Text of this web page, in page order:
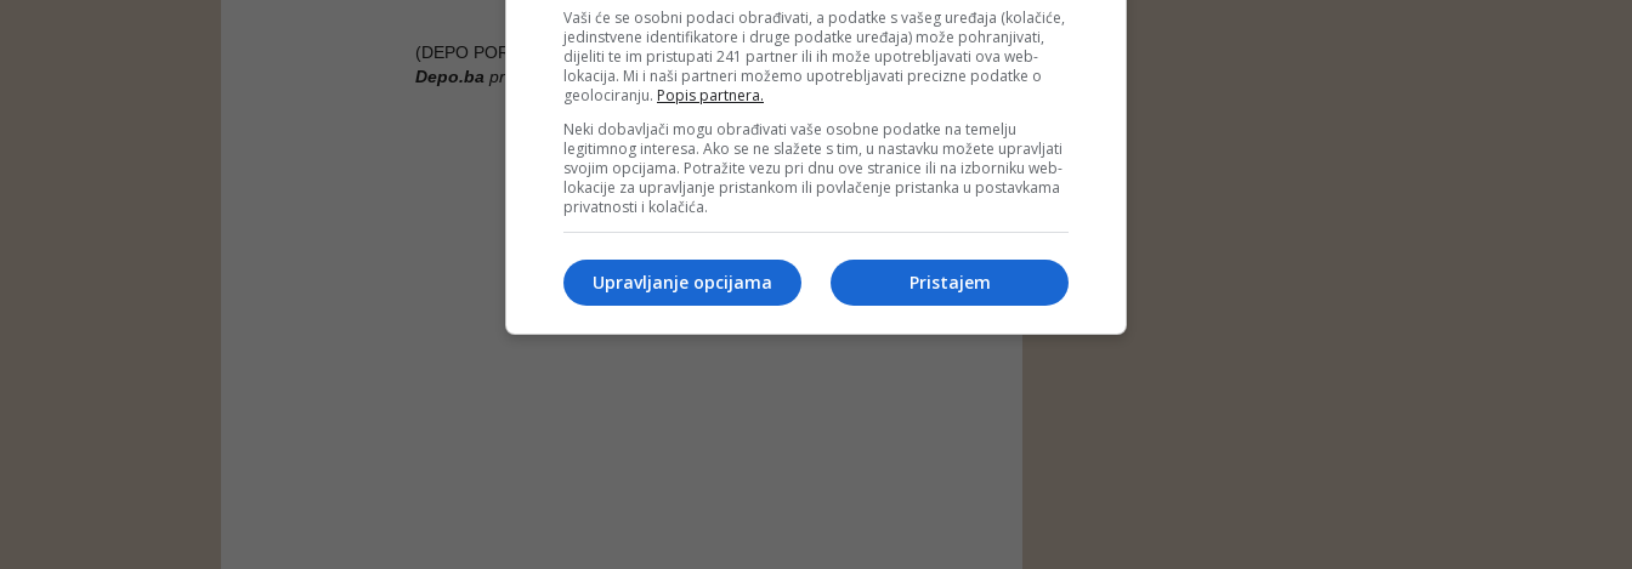
(DEPO PORTAL/af)
Depo.ba pratite putem društvenih mrežaTwitteriFacebook
Vaši će se osobni podaci obrađivati, a podatke s vašeg uređaja (kolačiće,
jedinstvene identifikatore i druge podatke uređaja) može pohranjivati,
dijeliti te im pristupati 241 partner ili ih može upotrebljavati ova web-
lokacija. Mi i naši partneri možemo upotrebljavati precizne podatke o
geolociranju. Popis partnera.
Neki dobavljači mogu obrađivati vaše osobne podatke na temelju
legitimnog interesa. Ako se ne slažete s tim, u nastavku možete upravljati
svojim opcijama. Potražite vezu pri dnu ove stranice ili na izborniku web-
lokacije za upravljanje pristankom ili povlačenje pristanka u postavkama
privatnosti i kolačića.
Pristajem
Upravljanje opcijama